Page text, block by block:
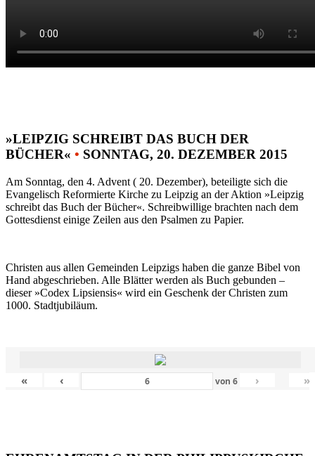
»LEIPZIG SCHREIBT DAS BUCH DER
BÜCHER« • SONNTAG, 20. DEZEMBER 2015
Am Sonntag, den 4. Advent ( 20. Dezember), beteiligte sich die
Evangelisch Reformierte Kirche zu Leipzig an der Aktion »Leipzig
schreibt das Buch der Bücher«. Schreibwillige brachten nach dem
Gottesdienst einige Zeilen aus den Psalmen zu Papier.
Christen aus allen Gemeinden Leipzigs haben die ganze Bibel von
Hand abgeschrieben. Alle Blätter werden als Buch gebunden –
dieser »Codex Lipsiensis« wird ein Geschenk der Christen zum
1000. Stadtjubiläum.
« ‹ von6 › »